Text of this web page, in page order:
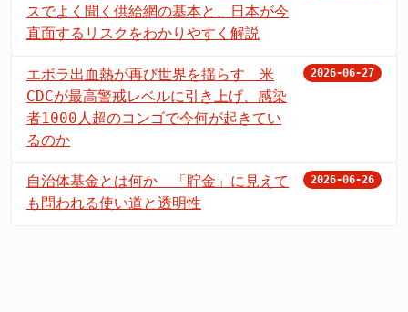
スでよく聞く供給網の基本と、日本が今
直面するリスクをわかりやすく解説
エボラ出血熱が再び世界を揺らす 米
CDCが最高警戒レベルに引き上げ、感染
者1000人超のコンゴで今何が起きてい
るのか
2026-06-27
自治体基金とは何か 「貯金」に見えて
も問われる使い道と透明性
2026-06-26